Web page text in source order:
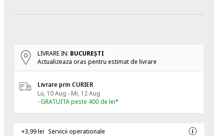
LIVRARE IN: BUCUREŞTI
Actualizeaza oras pentru estimat de livrare
Livrare prin CURIER
Lu, 10 Aug - Mi, 12 Aug
- GRATUITA peste 400 de lei*
+3,99 lei Servicii operationale